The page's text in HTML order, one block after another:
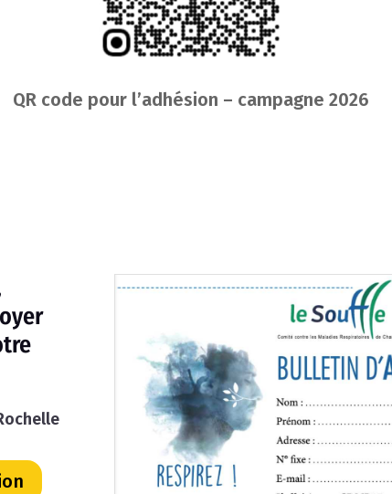
QR code pour l’adhésion – campagne 2026